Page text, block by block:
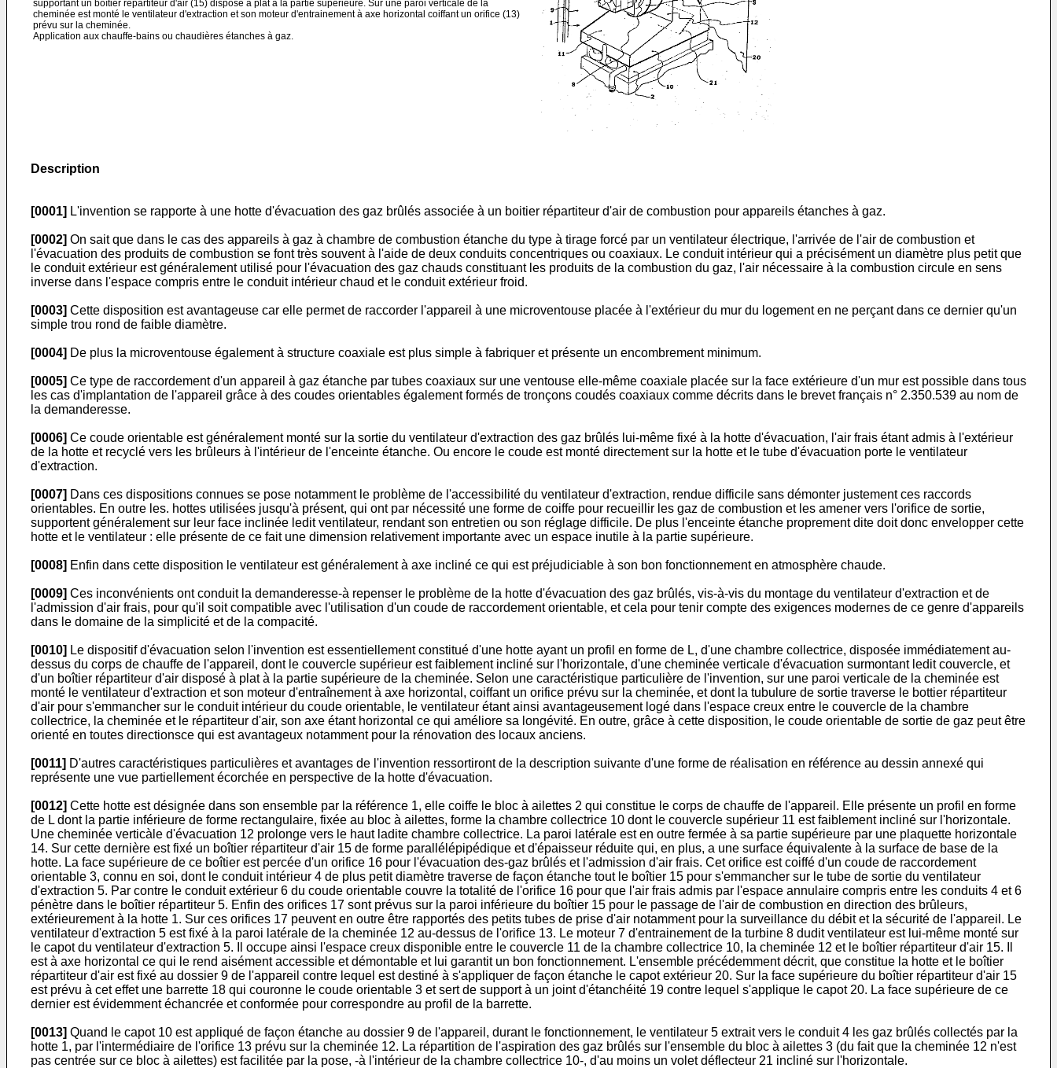
supportant un boîtier répartiteur d'air (15) disposé à plat à la partie supérieure. Sur une paroi verticale de la
cheminée est monté le ventilateur d'extraction et son moteur d'entrainement à axe horizontal coiffant un orifice (13)
prévu sur la cheminée.
Application aux chauffe-bains ou chaudières étanches à gaz.
Description
[0001] L'invention se rapporte à une hotte d'évacuation des gaz brûlés associée à un boitier répartiteur d'air de combustion pour appareils étanches à gaz.
[0002] On sait que dans le cas des appareils à gaz à chambre de combustion étanche du type à tirage forcé par un ventilateur électrique, l'arrivée de l'air de combustion et
l'évacuation des produits de combustion se font très souvent à l'aide de deux conduits concentriques ou coaxiaux. Le conduit intérieur qui a précisément un diamètre plus petit que
le conduit extérieur est généralement utilisé pour l'évacuation des gaz chauds constituant les produits de la combustion du gaz, l'air nécessaire à la combustion circule en sens
inverse dans l'espace compris entre le conduit intérieur chaud et le conduit extérieur froid.
[0003] Cette disposition est avantageuse car elle permet de raccorder l'appareil à une microventouse placée à l'extérieur du mur du logement en ne perçant dans ce dernier qu'un
simple trou rond de faible diamètre.
[0004] De plus la microventouse également à structure coaxiale est plus simple à fabriquer et présente un encombrement minimum.
[0005] Ce type de raccordement d'un appareil à gaz étanche par tubes coaxiaux sur une ventouse elle-même coaxiale placée sur la face extérieure d'un mur est possible dans tous
les cas d'implantation de l'appareil grâce à des coudes orientables également formés de tronçons coudés coaxiaux comme décrits dans le brevet français n° 2.350.539 au nom de
la demanderesse.
[0006] Ce coude orientable est généralement monté sur la sortie du ventilateur d'extraction des gaz brûlés lui-même fixé à la hotte d'évacuation, l'air frais étant admis à l'extérieur
de la hotte et recyclé vers les brûleurs à l'intérieur de l'enceinte étanche. Ou encore le coude est monté directement sur la hotte et le tube d'évacuation porte le ventilateur
d'extraction.
[0007] Dans ces dispositions connues se pose notamment le problème de l'accessibilité du ventilateur d'extraction, rendue difficile sans démonter justement ces raccords
orientables. En outre les. hottes utilisées jusqu'à présent, qui ont par nécessité une forme de coiffe pour recueillir les gaz de combustion et les amener vers l'orifice de sortie,
supportent généralement sur leur face inclinée ledit ventilateur, rendant son entretien ou son réglage difficile. De plus l'enceinte étanche proprement dite doit donc envelopper cette
hotte et le ventilateur : elle présente de ce fait une dimension relativement importante avec un espace inutile à la partie supérieure.
[0008] Enfin dans cette disposition le ventilateur est généralement à axe incliné ce qui est préjudiciable à son bon fonctionnement en atmosphère chaude.
[0009] Ces inconvénients ont conduit la demanderesse-à repenser le problème de la hotte d'évacuation des gaz brûlés, vis-à-vis du montage du ventilateur d'extraction et de
l'admission d'air frais, pour qu'il soit compatible avec l'utilisation d'un coude de raccordement orientable, et cela pour tenir compte des exigences modernes de ce genre d'appareils
dans le domaine de la simplicité et de la compacité.
[0010] Le dispositif d'évacuation selon l'invention est essentiellement constitué d'une hotte ayant un profil en forme de L, d'une chambre collectrice, disposée immédiatement au-
dessus du corps de chauffe de l'appareil, dont le couvercle supérieur est faiblement incliné sur l'horizontale, d'une cheminée verticale d'évacuation surmontant ledit couvercle, et
d'un boîtier répartiteur d'air disposé à plat à la partie supérieure de la cheminée. Selon une caractéristique particulière de l'invention, sur une paroi verticale de la cheminée est
monté le ventilateur d'extraction et son moteur d'entraînement à axe horizontal, coiffant un orifice prévu sur la cheminée, et dont la tubulure de sortie traverse le bottier répartiteur
d'air pour s'emmancher sur le conduit intérieur du coude orientable, le ventilateur étant ainsi avantageusement logé dans l'espace creux entre le couvercle de la chambre
collectrice, la cheminée et le répartiteur d'air, son axe étant horizontal ce qui améliore sa longévité. En outre, grâce à cette disposition, le coude orientable de sortie de gaz peut être
orienté en toutes directionsce qui est avantageux notamment pour la rénovation des locaux anciens.
[0011] D'autres caractéristiques particulières et avantages de l'invention ressortiront de la description suivante d'une forme de réalisation en référence au dessin annexé qui
représente une vue partiellement écorchée en perspective de la hotte d'évacuation.
[0012] Cette hotte est désignée dans son ensemble par la référence 1, elle coiffe le bloc à ailettes 2 qui constitue le corps de chauffe de l'appareil. Elle présente un profil en forme
de L dont la partie inférieure de forme rectangulaire, fixée au bloc à ailettes, forme la chambre collectrice 10 dont le couvercle supérieur 11 est faiblement incliné sur l'horizontale.
Une cheminée verticàle d'évacuation 12 prolonge vers le haut ladite chambre collectrice. La paroi latérale est en outre fermée à sa partie supérieure par une plaquette horizontale
14. Sur cette dernière est fixé un boîtier répartiteur d'air 15 de forme parallélépipédique et d'épaisseur réduite qui, en plus, a une surface équivalente à la surface de base de la
hotte. La face supérieure de ce boîtier est percée d'un orifice 16 pour l'évacuation des-gaz brûlés et l'admission d'air frais. Cet orifice est coiffé d'un coude de raccordement
orientable 3, connu en soi, dont le conduit intérieur 4 de plus petit diamètre traverse de façon étanche tout le boîtier 15 pour s'emmancher sur le tube de sortie du ventilateur
d'extraction 5. Par contre le conduit extérieur 6 du coude orientable couvre la totalité de l'orifice 16 pour que l'air frais admis par l'espace annulaire compris entre les conduits 4 et 6
pénètre dans le boîtier répartiteur 5. Enfin des orifices 17 sont prévus sur la paroi inférieure du boîtier 15 pour le passage de l'air de combustion en direction des brûleurs,
extérieurement à la hotte 1. Sur ces orifices 17 peuvent en outre être rapportés des petits tubes de prise d'air notamment pour la surveillance du débit et la sécurité de l'appareil. Le
ventilateur d'extraction 5 est fixé à la paroi latérale de la cheminée 12 au-dessus de l'orifice 13. Le moteur 7 d'entrainement de la turbine 8 dudit ventilateur est lui-même monté sur
le capot du ventilateur d'extraction 5. Il occupe ainsi l'espace creux disponible entre le couvercle 11 de la chambre collectrice 10, la cheminée 12 et le boîtier répartiteur d'air 15. Il
est à axe horizontal ce qui le rend aisément accessible et démontable et lui garantit un bon fonctionnement. L'ensemble précédemment décrit, que constitue la hotte et le boîtier
répartiteur d'air est fixé au dossier 9 de l'appareil contre lequel est destiné à s'appliquer de façon étanche le capot extérieur 20. Sur la face supérieure du boîtier répartiteur d'air 15
est prévu à cet effet une barrette 18 qui couronne le coude orientable 3 et sert de support à un joint d'étanchéité 19 contre lequel s'applique le capot 20. La face supérieure de ce
dernier est évidemment échancrée et conformée pour correspondre au profil de la barrette.
[0013] Quand le capot 10 est appliqué de façon étanche au dossier 9 de l'appareil, durant le fonctionnement, le ventilateur 5 extrait vers le conduit 4 les gaz brûlés collectés par la
hotte 1, par l'intermédiaire de l'orifice 13 prévu sur la cheminée 12. La répartition de l'aspiration des gaz brûlés sur l'ensemble du bloc à ailettes 3 (du fait que la cheminée 12 n'est
pas centrée sur ce bloc à ailettes) est facilitée par la pose, -à l'intérieur de la chambre collectrice 10-, d'au moins un volet déflecteur 21 incliné sur l'horizontale.